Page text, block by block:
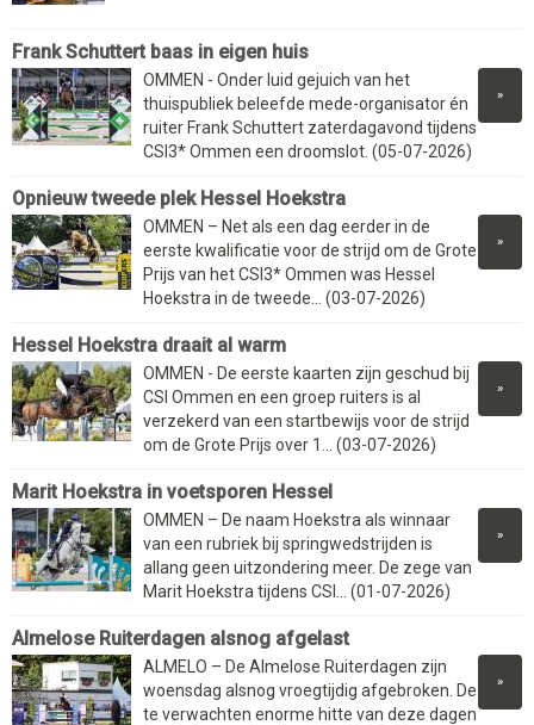
Frank Schuttert baas in eigen huis
»
OMMEN - Onder luid gejuich van het
thuispubliek beleefde mede-organisator én
ruiter Frank Schuttert zaterdagavond tijdens
CSI3* Ommen een droomslot. (05-07-2026)
Opnieuw tweede plek Hessel Hoekstra
»
OMMEN – Net als een dag eerder in de
eerste kwalificatie voor de strijd om de Grote
Prijs van het CSI3* Ommen was Hessel
Hoekstra in de tweede... (03-07-2026)
Hessel Hoekstra draait al warm
»
OMMEN - De eerste kaarten zijn geschud bij
CSI Ommen en een groep ruiters is al
verzekerd van een startbewijs voor de strijd
om de Grote Prijs over 1... (03-07-2026)
Marit Hoekstra in voetsporen Hessel
»
OMMEN – De naam Hoekstra als winnaar
van een rubriek bij springwedstrijden is
allang geen uitzondering meer. De zege van
Marit Hoekstra tijdens CSI... (01-07-2026)
Almelose Ruiterdagen alsnog afgelast
»
ALMELO – De Almelose Ruiterdagen zijn
woensdag alsnog vroegtijdig afgebroken. De
te verwachten enorme hitte van deze dagen